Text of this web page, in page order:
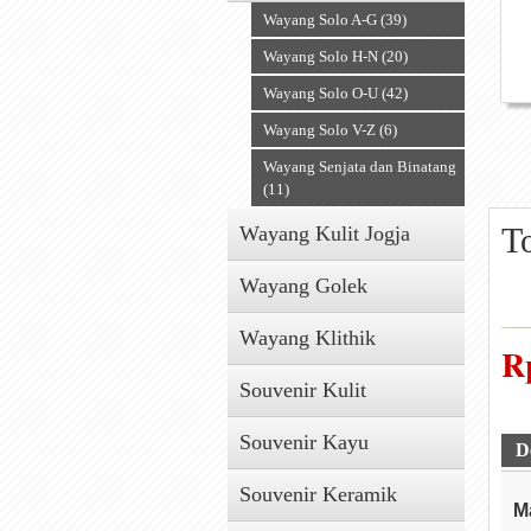
Wayang Solo A-G (39)
Wayang Solo H-N (20)
Wayang Solo O-U (42)
Wayang Solo V-Z (6)
Wayang Senjata dan Binatang
(11)
Wayang Kulit Jogja
Wayang Golek
Wayang Klithik
Souvenir Kulit
Souvenir Kayu
Souvenir Keramik